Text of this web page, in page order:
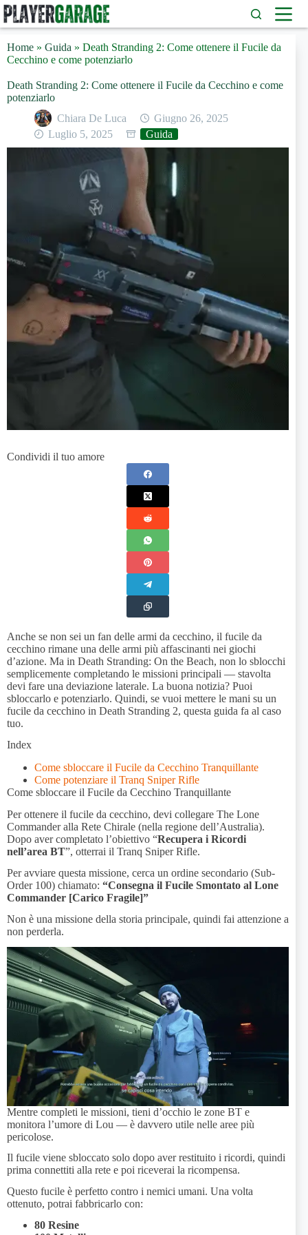
Salta
al
contenuto
Home » Guida » Death Stranding 2: Come ottenere il Fucile da
Cecchino e come potenziarlo
Death Stranding 2: Come ottenere il Fucile da Cecchino e come
potenziarlo
Chiara De Luca
Giugno 26, 2025
Luglio 5, 2025
Guida
Condividi il tuo amore
Anche se non sei un fan delle armi da cecchino, il fucile da
cecchino rimane una delle armi più affascinanti nei giochi
d’azione. Ma in Death Stranding: On the Beach, non lo sblocchi
semplicemente completando le missioni principali — stavolta
devi fare una deviazione laterale. La buona notizia? Puoi
sbloccarlo e potenziarlo. Quindi, se vuoi mettere le mani su un
fucile da cecchino in Death Stranding 2, questa guida fa al caso
tuo.
Index
Come sbloccare il Fucile da Cecchino Tranquillante
Come potenziare il Tranq Sniper Rifle
Come sbloccare il Fucile da Cecchino Tranquillante
Per ottenere il fucile da cecchino, devi collegare The Lone
Commander alla Rete Chirale (nella regione dell’Australia).
Dopo aver completato l’obiettivo “Recupera i Ricordi
nell’area BT”, otterrai il Tranq Sniper Rifle.
Per avviare questa missione, cerca un ordine secondario (Sub-
Order 100) chiamato: “Consegna il Fucile Smontato al Lone
Commander [Carico Fragile]”
Non è una missione della storia principale, quindi fai attenzione a
non perderla.
Mentre completi le missioni, tieni d’occhio le zone BT e
monitora l’umore di Lou — è davvero utile nelle aree più
pericolose.
Il fucile viene sbloccato solo dopo aver restituito i ricordi, quindi
prima connettiti alla rete e poi riceverai la ricompensa.
Questo fucile è perfetto contro i nemici umani. Una volta
ottenuto, potrai fabbricarlo con:
80 Resine